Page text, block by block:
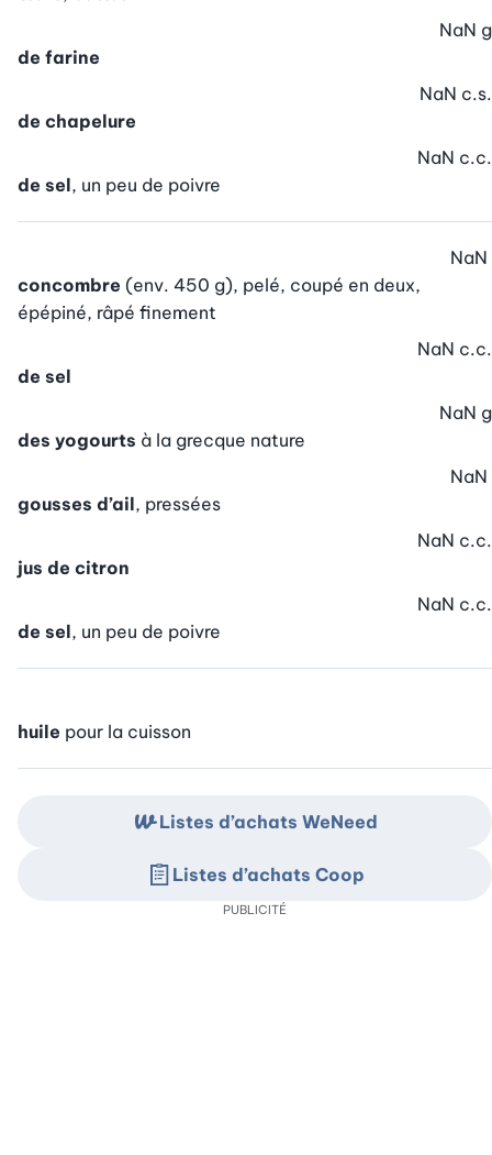
de farine
NaN g
de chapelure
NaN c.s.
de sel, un peu de poivre
NaN c.c.
concombre (env. 450 g), pelé, coupé en deux,
épépiné, râpé finement
NaN
de sel
NaN c.c.
des yogourts à la grecque nature
NaN g
gousses d’ail, pressées
NaN
jus de citron
NaN c.c.
de sel, un peu de poivre
NaN c.c.
huile pour la cuisson
Listes d’achats WeNeed
Listes d’achats Coop
PUBLICITÉ